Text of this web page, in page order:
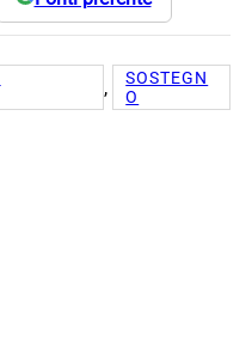
,
SOSTEGN
O